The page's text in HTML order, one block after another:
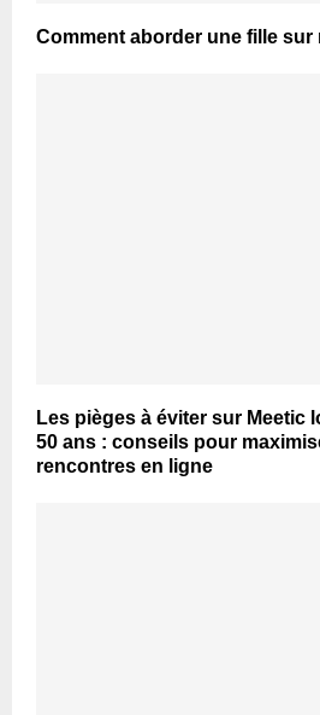
Comment aborder une fille sur
Les pièges à éviter sur Meetic
50 ans : conseils pour
rencontres en ligne